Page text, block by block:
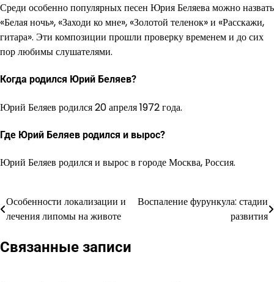
Среди особенно популярных песен Юрия Беляева можно назвать
«Белая ночь», «Заходи ко мне», «Золотой теленок» и «Расскажи,
гитара». Эти композиции прошли проверку временем и до сих
пор любимы слушателями.
Когда родился Юрий Беляев?
Юрий Беляев родился 20 апреля 1972 года.
Где Юрий Беляев родился и вырос?
Юрий Беляев родился и вырос в городе Москва, Россия.
Навигация
записям
Особенности локализации и
лечения липомы на животе
Воспаление фурункула: стадии
развития
Связанные записи